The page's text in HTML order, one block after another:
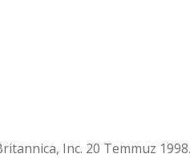
Inc. 20 Temmuz